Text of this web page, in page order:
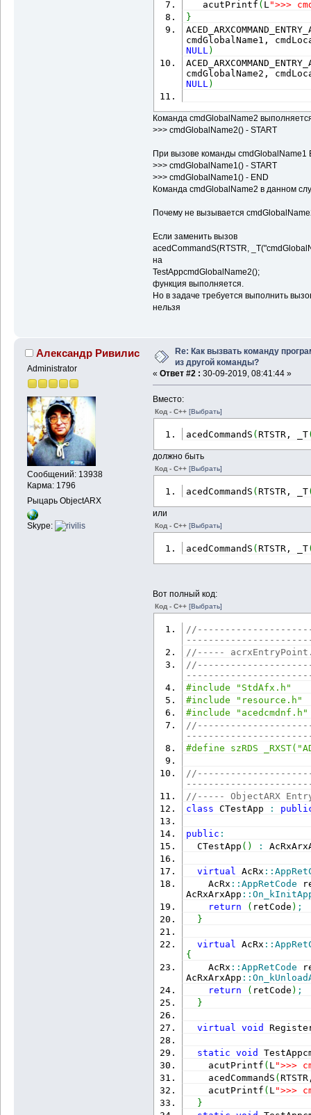
acutPrintf ( L ">>>
}
NULL )
NULL )
Команда cmdGlobalName2
>>> cmdGlobalName2() - START
При вызове команды cmdGlobalName1
>>> cmdGlobalName1() - START
>>> cmdGlobalName1() - END
Команда cmdGlobalName2 в данном
Почему не вызывается
Если заменить вызов
acedCommandS(RTSTR,
на
TestAppcmdGlobalName2();
функция выполняется.
Но в задаче требуется выполнить
нельзя
Александр Ривилис
Administrator
Сообщений: 13938
Карма: 1796
Рыцарь ObjectARX
Skype:
Re: Как вызвать команду
из другой команды?
« Ответ #2 : 30-09-2019, 08:41:44 »
Вместо:
Код - C++ [Выбрать]
acedCommandS (RTSTR, _T
должно быть
Код - C++ [Выбрать]
acedCommandS (RTSTR, _T
или
Код - C++ [Выбрать]
acedCommandS (RTSTR, _T
Вот полный код:
Код - C++ [Выбрать]
//-----
#include "StdAfx.h"
#include "resource.h"
#include "acedcmdnf.h"
#define szRDS
//----- ObjectARX
class CTestApp :
public :
CTestApp ( ) :
virtual AcRx ::
AcRx ::AppRetCode
AcRxArxApp ::
return
( retCode ) ;
}
virtual AcRx ::
{
AcRx ::AppRetCode
AcRxArxApp ::
return
( retCode ) ;
}
virtual void
static void
acutPrintf ( L">>>
acedCommandS (
acutPrintf ( L">>>
}